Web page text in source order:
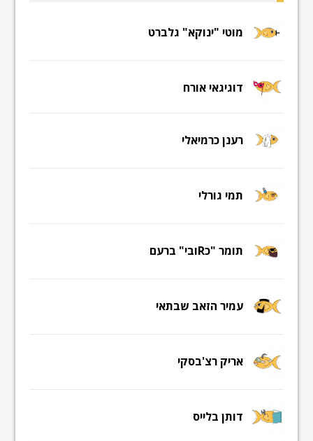
מוטי "ינוקא" גלברט
דוגיגאי אורח
רענן כרמיאלי
תמי גורלי
תומר "כRובי" ברעם
עמיר הזאב שבתאי
אריק רצ'בסקי
דותן בלייס